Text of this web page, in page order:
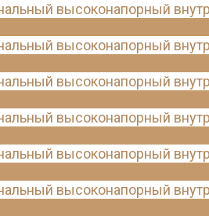
высоконапорный
высоконапорный
высоконапорный
высоконапорный
высоконапорный
высоконапорный